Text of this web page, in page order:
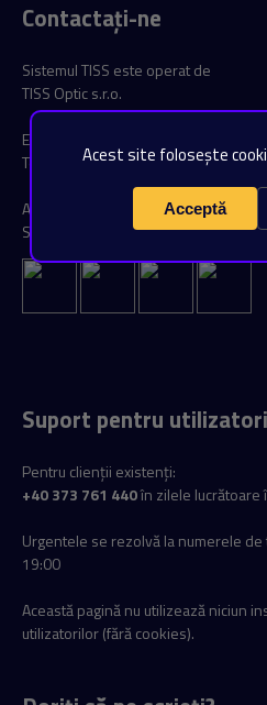
Acest site folosește
Acceptă
Contactați-ne
Sistemul TISS este operat de
TISS Optic s.r.o.
E-mail:
Telefon: +40 373 761 440
Adresă facturare:
Strážovská II.863/4, 040 11 Košice
Suport pentru utilizatori
Pentru clienții existenți:
+40 373 761 440în zilele
Urgentele se rezolvă la numerele
19:00
Această pagină nu utilizează niciun
utilizatorilor (fără cookies).